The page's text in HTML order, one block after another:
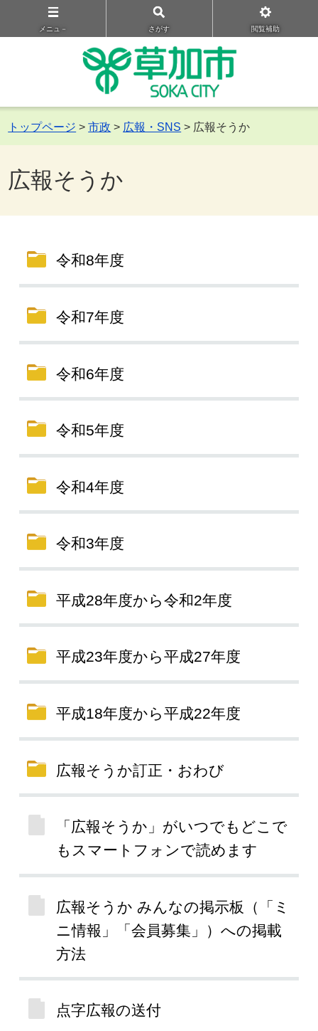
メニュ－ さがす 閲覧補助
トップページ >市政 > 広報・SNS > 広報そうか
広報そうか
令和8年度
令和7年度
令和6年度
令和5年度
令和4年度
令和3年度
平成28年度から令和2年度
平成23年度から平成27年度
平成18年度から平成22年度
広報そうか訂正・おわび
「広報そうか」がいつでもどこで
もスマートフォンで読めます
広報そうか みんなの掲示板（「ミ
ニ情報」「会員募集」）への掲載
方法
点字広報の送付